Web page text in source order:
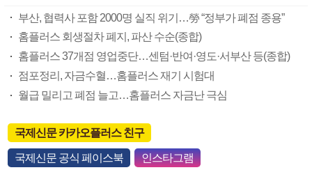
부산, 협력사 포함 2000명 실직 위기…勞 “정부가 폐점 종용”
홈플러스 회생절차 폐지, 파산 수순(종합)
홈플러스 37개점 영업중단…센텀·반여·영도·서부산 등(종합)
점포정리, 자금수혈…홈플러스 재기 시험대
월급 밀리고 폐점 늘고…홈플러스 자금난 극심
국제신문 카카오플러스 친구
국제신문 공식 페이스북 인스타그램